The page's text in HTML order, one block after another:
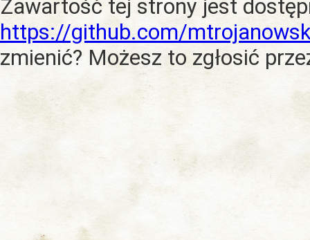
Zawartość tej strony jest
https://github.com/
zmienić? Możesz to zgłosić